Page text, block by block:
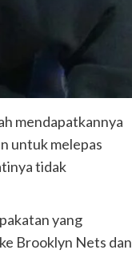
mendapatkannya
untuk melepas
tidak
yang
Brooklyn Nets dan